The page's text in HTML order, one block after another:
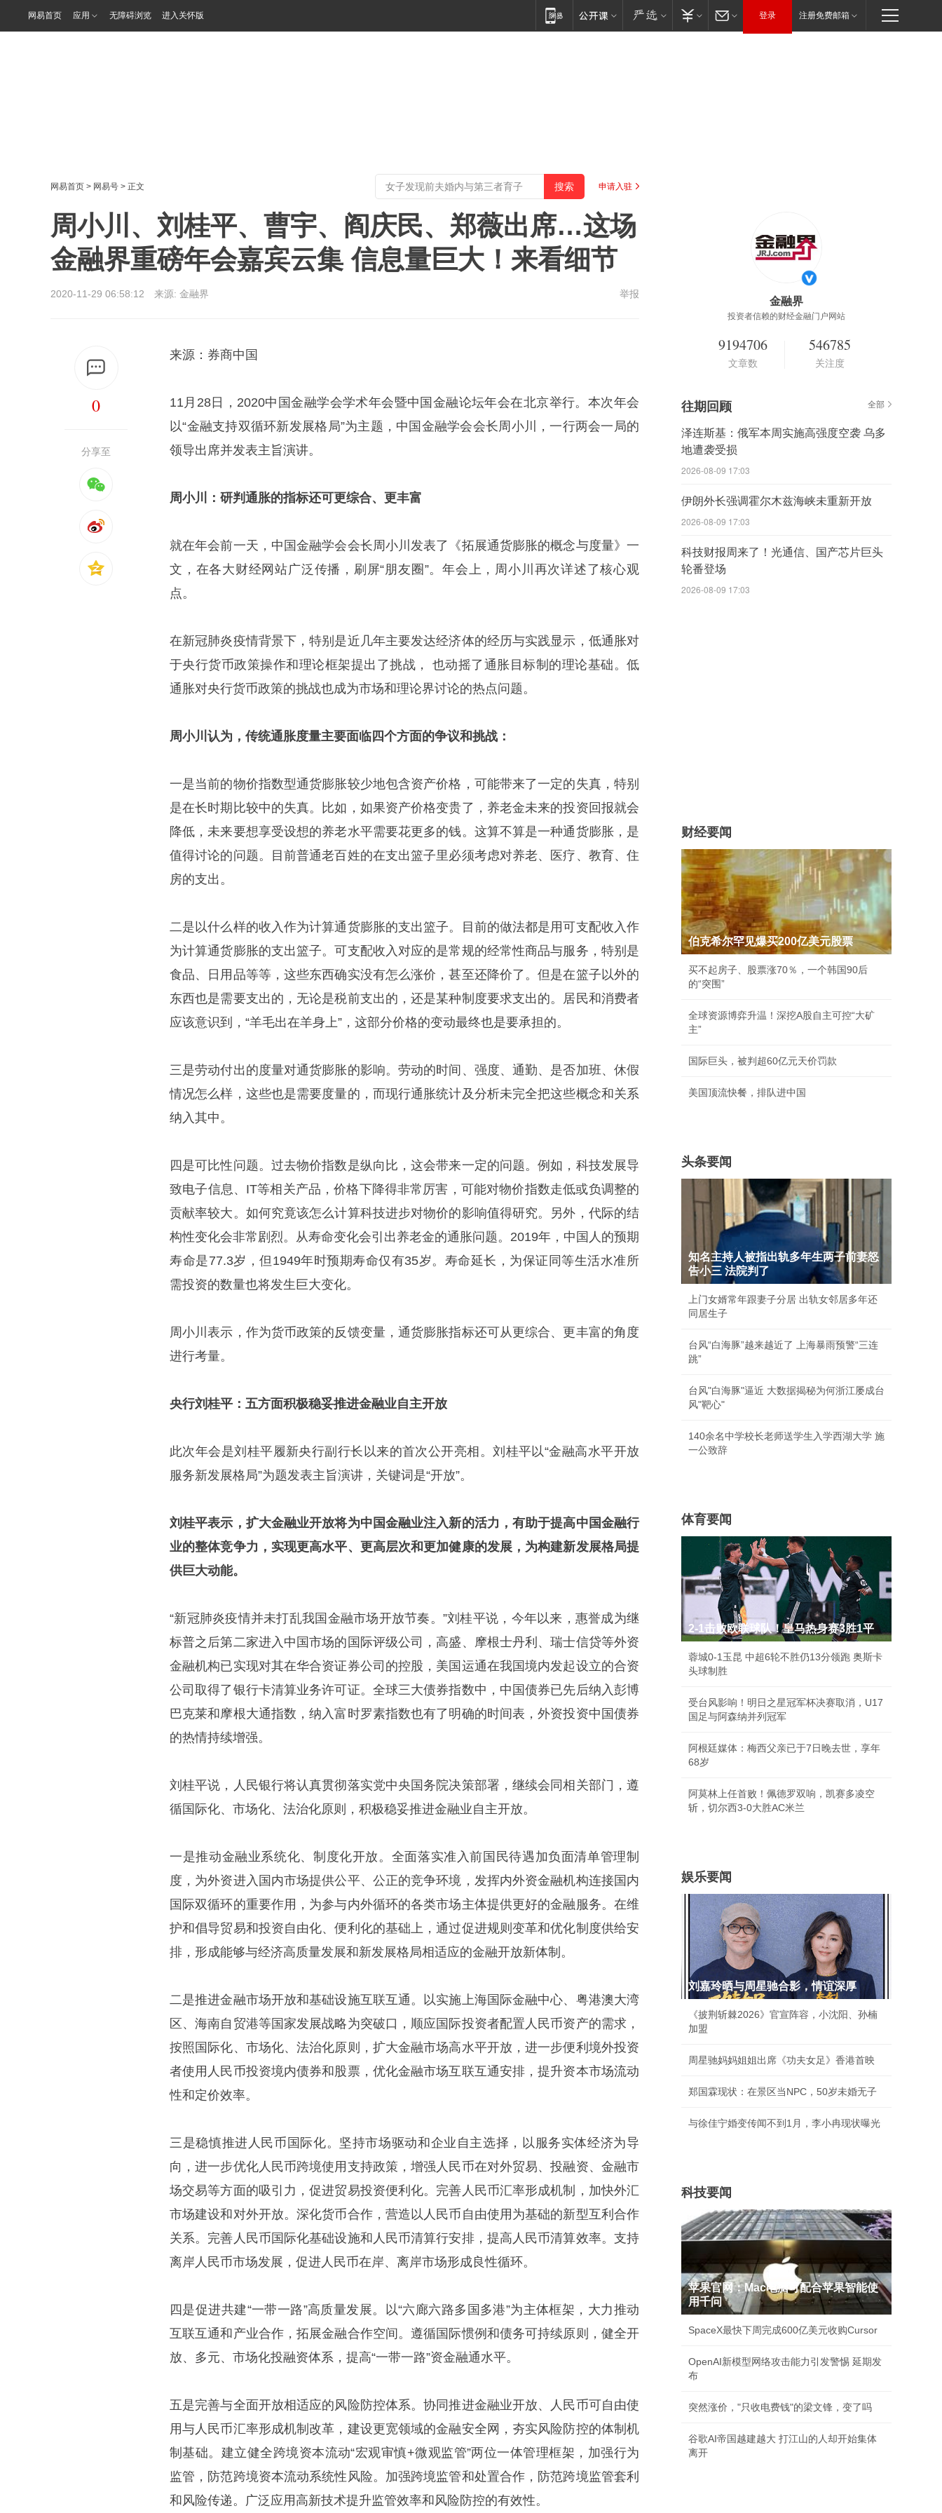
网易首页 应用 无障碍浏览 进入关怀版 登录 注册免费邮箱
网易首页 > 网易号 > 正文 申请入驻
周小川、刘桂平、曹宇、阎庆民、郑薇出席…这场
金融界重磅年会嘉宾云集 信息量巨大！来看细节
2020-11-29 06:58:12 来源: 金融界 举报
0
分享至
来源：券商中国
11月28日，2020中国金融学会学术年会暨中国金融论坛年会在北京举行。本次年会
以“金融支持双循环新发展格局”为主题，中国金融学会会长周小川，一行两会一局的
领导出席并发表主旨演讲。
周小川：研判通胀的指标还可更综合、更丰富
就在年会前一天，中国金融学会会长周小川发表了《拓展通货膨胀的概念与度量》一
文，在各大财经网站广泛传播，刷屏“朋友圈”。年会上，周小川再次详述了核心观
点。
在新冠肺炎疫情背景下，特别是近几年主要发达经济体的经历与实践显示，低通胀对
于央行货币政策操作和理论框架提出了挑战， 也动摇了通胀目标制的理论基础。低
通胀对央行货币政策的挑战也成为市场和理论界讨论的热点问题。
周小川认为，传统通胀度量主要面临四个方面的争议和挑战：
一是当前的物价指数型通货膨胀较少地包含资产价格，可能带来了一定的失真，特别
是在长时期比较中的失真。比如，如果资产价格变贵了，养老金未来的投资回报就会
降低，未来要想享受设想的养老水平需要花更多的钱。这算不算是一种通货膨胀，是
值得讨论的问题。目前普通老百姓的在支出篮子里必须考虑对养老、医疗、教育、住
房的支出。
二是以什么样的收入作为计算通货膨胀的支出篮子。目前的做法都是用可支配收入作
为计算通货膨胀的支出篮子。可支配收入对应的是常规的经常性商品与服务，特别是
食品、日用品等等，这些东西确实没有怎么涨价，甚至还降价了。但是在篮子以外的
东西也是需要支出的，无论是税前支出的，还是某种制度要求支出的。居民和消费者
应该意识到，“羊毛出在羊身上”，这部分价格的变动最终也是要承担的。
三是劳动付出的度量对通货膨胀的影响。劳动的时间、强度、通勤、是否加班、休假
情况怎么样，这些也是需要度量的，而现行通胀统计及分析未完全把这些概念和关系
纳入其中。
四是可比性问题。过去物价指数是纵向比，这会带来一定的问题。例如，科技发展导
致电子信息、IT等相关产品，价格下降得非常厉害，可能对物价指数走低或负调整的
贡献率较大。如何究竟该怎么计算科技进步对物价的影响值得研究。另外，代际的结
构性变化会非常剧烈。从寿命变化会引出养老金的通胀问题。2019年，中国人的预期
寿命是77.3岁，但1949年时预期寿命仅有35岁。寿命延长，为保证同等生活水准所
需投资的数量也将发生巨大变化。
周小川表示，作为货币政策的反馈变量，通货膨胀指标还可从更综合、更丰富的角度
进行考量。
央行刘桂平：五方面积极稳妥推进金融业自主开放
此次年会是刘桂平履新央行副行长以来的首次公开亮相。刘桂平以“金融高水平开放
服务新发展格局”为题发表主旨演讲，关键词是“开放”。
刘桂平表示，扩大金融业开放将为中国金融业注入新的活力，有助于提高中国金融行
业的整体竞争力，实现更高水平、更高层次和更加健康的发展，为构建新发展格局提
供巨大动能。
“新冠肺炎疫情并未打乱我国金融市场开放节奏。”刘桂平说，今年以来，惠誉成为继
标普之后第二家进入中国市场的国际评级公司，高盛、摩根士丹利、瑞士信贷等外资
金融机构已实现对其在华合资证券公司的控股，美国运通在我国境内发起设立的合资
公司取得了银行卡清算业务许可证。全球三大债券指数中，中国债券已先后纳入彭博
巴克莱和摩根大通指数，纳入富时罗素指数也有了明确的时间表，外资投资中国债券
的热情持续增强。
刘桂平说，人民银行将认真贯彻落实党中央国务院决策部署，继续会同相关部门，遵
循国际化、市场化、法治化原则，积极稳妥推进金融业自主开放。
一是推动金融业系统化、制度化开放。全面落实准入前国民待遇加负面清单管理制
度，为外资进入国内市场提供公平、公正的竞争环境，发挥内外资金融机构连接国内
国际双循环的重要作用，为参与内外循环的各类市场主体提供更好的金融服务。在维
护和倡导贸易和投资自由化、便利化的基础上，通过促进规则变革和优化制度供给安
排，形成能够与经济高质量发展和新发展格局相适应的金融开放新体制。
二是推进金融市场开放和基础设施互联互通。以实施上海国际金融中心、粤港澳大湾
区、海南自贸港等国家发展战略为突破口，顺应国际投资者配置人民币资产的需求，
按照国际化、市场化、法治化原则，扩大金融市场高水平开放，进一步便利境外投资
者使用人民币投资境内债券和股票，优化金融市场互联互通安排，提升资本市场流动
性和定价效率。
三是稳慎推进人民币国际化。坚持市场驱动和企业自主选择，以服务实体经济为导
向，进一步优化人民币跨境使用支持政策，增强人民币在对外贸易、投融资、金融市
场交易等方面的吸引力，促进贸易投资便利化。完善人民币汇率形成机制，加快外汇
市场建设和对外开放。深化货币合作，营造以人民币自由使用为基础的新型互利合作
关系。完善人民币国际化基础设施和人民币清算行安排，提高人民币清算效率。支持
离岸人民币市场发展，促进人民币在岸、离岸市场形成良性循环。
四是促进共建“一带一路”高质量发展。以“六廊六路多国多港”为主体框架，大力推动
互联互通和产业合作，拓展金融合作空间。遵循国际惯例和债务可持续原则，健全开
放、多元、市场化投融资体系，提高“一带一路”资金融通水平。
五是完善与全面开放相适应的风险防控体系。协同推进金融业开放、人民币可自由使
用与人民币汇率形成机制改革，建设更宽领域的金融安全网，夯实风险防控的体制机
制基础。建立健全跨境资本流动“宏观审慎+微观监管”两位一体管理框架，加强行为
监管，防范跨境资本流动系统性风险。加强跨境监管和处置合作，防范跨境监管套利
和风险传递。广泛应用高新技术提升监管效率和风险防控的有效性。
金融界
投资者信赖的财经金融门户网站
9194706
文章数
546785
关注度
往期回顾 全部
泽连斯基：俄军本周实施高强度空袭 乌多
地遭袭受损
2026-08-09 17:03
伊朗外长强调霍尔木兹海峡未重新开放
2026-08-09 17:03
科技财报周来了！光通信、国产芯片巨头
轮番登场
2026-08-09 17:03
财经要闻
伯克希尔罕见爆买200亿美元股票
买不起房子、股票涨70％，一个韩国90后
的“突围”
全球资源博弈升温！深挖A股自主可控“大矿
主”
国际巨头，被判超60亿元天价罚款
美国顶流快餐，排队进中国
头条要闻
知名主持人被指出轨多年生两子前妻怒
告小三 法院判了
上门女婿常年跟妻子分居 出轨女邻居多年还
同居生子
台风“白海豚”越来越近了 上海暴雨预警“三连
跳”
台风"白海豚"逼近 大数据揭秘为何浙江屡成台
风"靶心"
140余名中学校长老师送学生入学西湖大学 施
一公致辞
体育要闻
2-1击败欧联球队！皇马热身赛3胜1平
蓉城0-1玉昆 中超6轮不胜仍13分领跑 奥斯卡
头球制胜
受台风影响！明日之星冠军杯决赛取消，U17
国足与阿森纳并列冠军
阿根廷媒体：梅西父亲已于7日晚去世，享年
68岁
阿莫林上任首败！佩德罗双响，凯赛多凌空
斩，切尔西3-0大胜AC米兰
娱乐要闻
刘嘉玲晒与周星驰合影，情谊深厚
《披荆斩棘2026》官宣阵容，小沈阳、孙楠
加盟
周星驰妈妈姐姐出席《功夫女足》香港首映
郑国霖现状：在景区当NPC，50岁未婚无子
与徐佳宁婚变传闻不到1月，李小冉现状曝光
科技要闻
苹果官网：Mac电脑可配合苹果智能使
用千问
SpaceX最快下周完成600亿美元收购Cursor
OpenAI新模型网络攻击能力引发警惕 延期发
布
突然涨价，"只收电费钱"的梁文锋，变了吗
谷歌AI帝国越建越大 打江山的人却开始集体
离开